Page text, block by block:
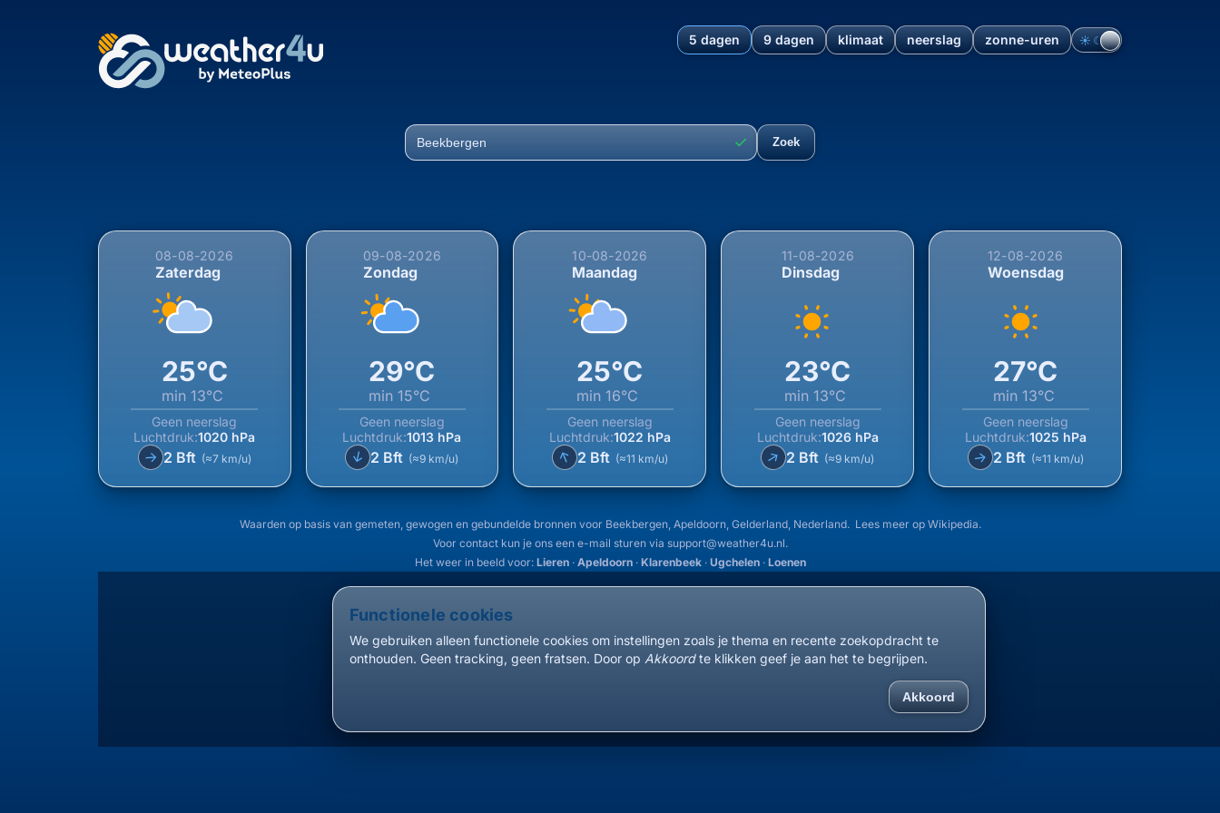
5 dagen 9 dagen klimaat neerslag zonne-uren ☀︎ ☾
5-daagse weersverwachting voor Beekbergen, Apeldoorn, Gelderland,
✓ Zoek
08-08-2026
Zaterdag
25°C
min 13°C
Geen neerslag
Luchtdruk:1020 hPa
↑ 2 Bft (≈7 km/u)
09-08-2026
Zondag
29°C
min15°C
Geen neerslag
Luchtdruk:1013 hPa
↑ 2 Bft (≈9 km/u)
10-08-2026
Maandag
25°C
min16°C
Geen neerslag
Luchtdruk:1022 hPa
↑ 2 Bft (≈11 km/u)
11-08-2026
Dinsdag
23°C
min13°C
Geen neerslag
Luchtdruk:1026 hPa
↑2 Bft (≈9 km/u)
12-08-2026
Woensdag
27°C
min13°C
Geen neerslag
Luchtdruk:1025 hPa
↑ 2 Bft (≈11 km/u)
Waarden op basis van gemeten, gewogen en gebundelde bronnen voor Beekbergen, Apeldoorn, Gelderland, Nederland. Lees meer op Wikipedia.
Voor contact kun je ons een e-mail sturen via support@weather4u.nl.
Het weer in beeld voor: Lieren· Apeldoorn· Klarenbeek· Ugchelen· Loenen
Functionele cookies
We gebruiken alleen functionele cookies om instellingen zoals je thema en recente zoekopdracht te
onthouden. Geen tracking, geen fratsen. Door op Akkoordte klikken geef je aan het te begrijpen.
Akkoord